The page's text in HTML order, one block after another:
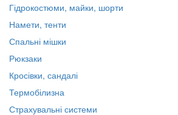
Гідрокостюми, майки, шорти
Намети, тенти
Спальні мішки
Рюкзаки
Кросівки, сандалі
Термобілизна
Страхувальні системи